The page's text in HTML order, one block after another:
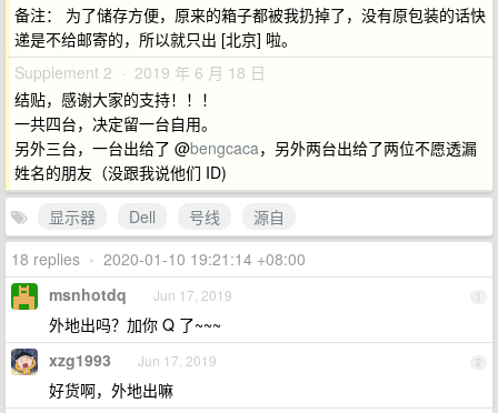
备注： 为了储存方便，原来的箱子都被我扔掉了，没有原包装的话快
递是不给邮寄的，所以就只出 [北京] 啦。
Supplement 2 · 2019 年 6 月 18 日
结贴，感谢大家的支持！！！
一共四台，决定留一台自用。
另外三台，一台出给了 @bengcaca，另外两台出给了两位不愿透漏
姓名的朋友（没跟我说他们 ID)
显示器
Dell 号线
源自
18 replies • 2020-01-10 19:21:14 +08:00
1
msnhotdq Jun 17, 2019
外地出吗？加你 Q 了~~~
2
xzg1993 Jun 17, 2019
好货啊，外地出嘛